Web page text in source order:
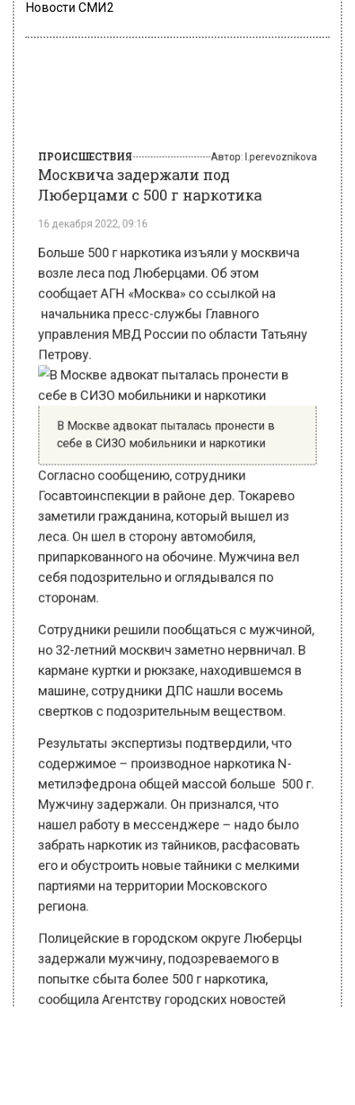
Новости СМИ2
16 декабря 2022, 09:16
Больше 500 г наркотика изъяли у москвича
возле леса под Люберцами. Об этом
начальника пресс-службы Главного
управления МВД России по области Татьяну
Петрову.
В Москве адвокат пыталась пронести в
себе в СИЗО мобильники и наркотики
Согласно сообщению, сотрудники
Госавтоинспекции в районе дер. Токарево
заметили гражданина, который вышел из
леса. Он шел в сторону автомобиля,
припаркованного на обочине. Мужчина вел
себя подозрительно и оглядывался по
сторонам.
Сотрудники решили пообщаться с мужчиной,
но 32-летний москвич заметно нервничал. В
кармане куртки и рюкзаке, находившемся в
машине, сотрудники ДПС нашли восемь
свертков с подозрительным веществом.
содержимое – производное наркотика N-
метилэфедрона общей массой больше 500 г.
Мужчину задержали. Он признался, что
нашел работу в мессенджере – надо было
забрать наркотик из тайников, расфасовать
его и обустроить новые тайники с мелкими
партиями на территории Московского
региона.
Полицейские в городском округе Люберцы
задержали мужчину, подозреваемого в
попытке сбыта более 500 г наркотика,
сообщила Агентству городских новостей